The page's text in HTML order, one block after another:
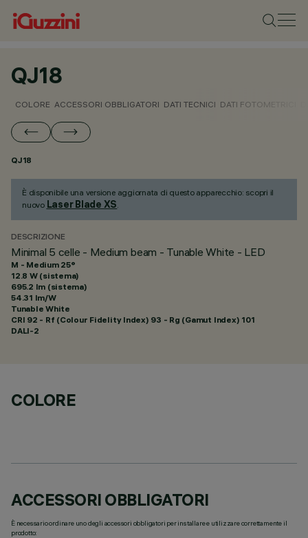
QJ18
COLORE ACCESSORI OBBLIGATORI DATI TECNICI DATI FOTOMETRICI
QJ18
È disponibile una versione aggiornata di questo apparecchio: scopri il
nuovo Laser Blade XS.
DESCRIZIONE
Minimal 5 celle - Medium beam - Tunable White - LED
M - Medium 25°
12.8 W (sistema)
695.2 lm (sistema)
54.31 lm/W
Tunable White
CRI 92 - Rf (Colour Fidelity Index) 93 - Rg (Gamut Index) 101
DALI-2
COLORE
ACCESSORI OBBLIGATORI
È necessario ordinare uno degli accessori obbligatori per installare e utilizzare correttamente il
prodotto: